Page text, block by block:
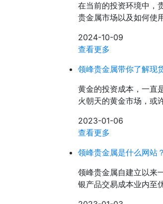
在当前的投资环境中，
贵金属市场以及如何使
2024-10-09
查看更多
领峰贵金属带你了解现
黄金的投资成本，一直
火朝天的黄金市场，或
2023-01-06
查看更多
领峰贵金属是什么网站
领峰贵金属自建立以来
银产品交易成本业内至